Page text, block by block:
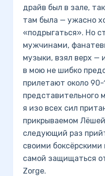
драйв был в зале,
там была — ужасно
«подрыгаться». Но
мужчинами,
музыки, взял верх —
в мою не шибко
прилетают около 90-
представительного
я изо всех сил
прикрываемом Лёшей
следующий раз
своими
самой защищаться
Zorge.